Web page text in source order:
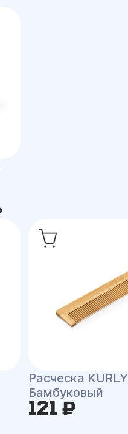
Расческа
Бамбуковый
121 ₽